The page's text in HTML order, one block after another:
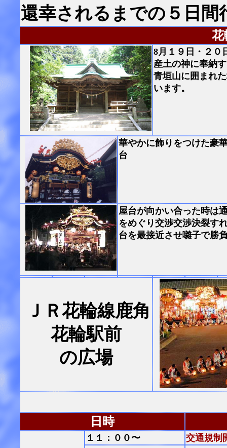
還幸されるまでの５日間
花
8月１９日・２０
産土の神に奉納
青垣山に囲まれ
います。
華やかに飾りをつけた豪
台
屋台が向かい合った時は
をめぐり交渉交渉決裂す
台を最接近させ囃子で勝
ＪＲ花輪線鹿角
花輪駅前
の広場
日時
１１：００〜 交通規制